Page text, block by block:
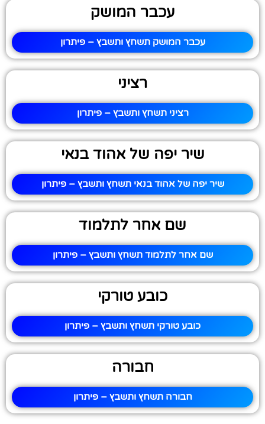
עכבר המושק
עכבר המושק תשחץ ותשבץ – פיתרון
רציני
רציני תשחץ ותשבץ – פיתרון
שיר יפה של אהוד בנאי
שיר יפה של אהוד בנאי תשחץ ותשבץ – פיתרון
שם אחר לתלמוד
שם אחר לתלמוד תשחץ ותשבץ – פיתרון
כובע טורקי
כובע טורקי תשחץ ותשבץ – פיתרון
חבורה
חבורה תשחץ ותשבץ – פיתרון